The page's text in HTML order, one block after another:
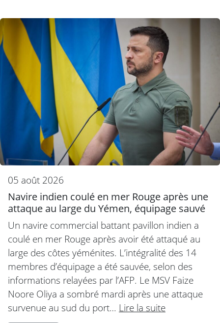
05 août 2026
Navire indien coulé en mer Rouge après une
attaque au large du Yémen, équipage sauvé
Un navire commercial battant pavillon indien a
coulé en mer Rouge après avoir été attaqué au
large des côtes yéménites. L’intégralité des 14
membres d’équipage a été sauvée, selon des
informations relayées par l’AFP. Le MSV Faize
Noore Oliya a sombré mardi après une attaque
survenue au sud du port… Lire la suite